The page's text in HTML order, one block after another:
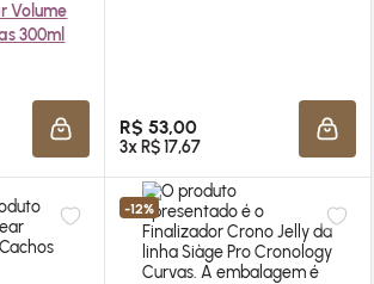
Volume
300ml
ADICIONAR À SACOLA
R$ 53,00
3x R$ 17,67
-12%